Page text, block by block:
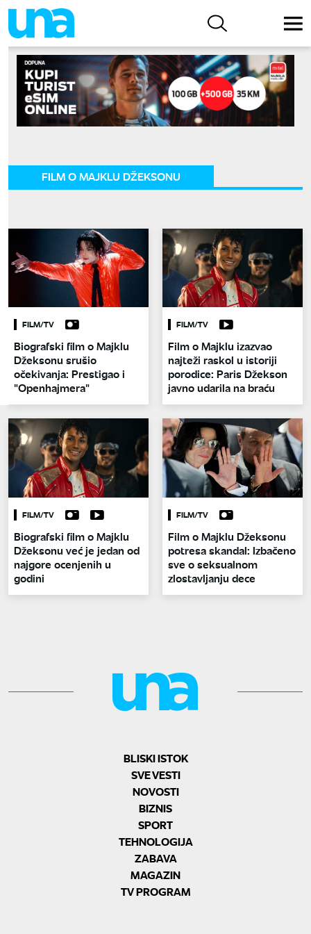
FILM O MAJKLU DŽEKSONU
FILM/TV
Biografski film o Majklu
Džeksonu srušio
očekivanja: Prestigao i
"Openhajmera"
FILM/TV
Film o Majklu izazvao
najteži raskol u istoriji
porodice: Paris Džekson
javno udarila na braću
FILM/TV
Biografski film o Majklu
Džeksonu već je jedan od
najgore ocenjenih u
godini
FILM/TV
Film o Majklu Džeksonu
potresa skandal: Izbačeno
sve o seksualnom
zlostavljanju dece
BLISKI ISTOK
SVE VESTI
NOVOSTI
BIZNIS
SPORT
TEHNOLOGIJA
ZABAVA
MAGAZIN
TV PROGRAM